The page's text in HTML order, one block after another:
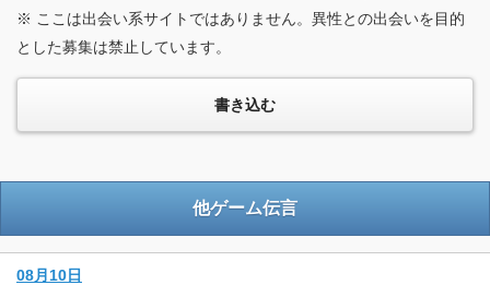
※ ここは出会い系サイトではありません。異性との出会いを目的
とした募集は禁止しています。
他ゲーム伝言
08月10日